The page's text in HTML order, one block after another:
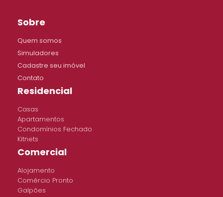
Sobre
Quem somos
Simuladores
Cadastre seu imóvel
Contato
Residencial
Casas
Apartamentos
Condomínios Fechado
Kitnets
Comercial
Alojamento
Comércio Pronto
Galpões